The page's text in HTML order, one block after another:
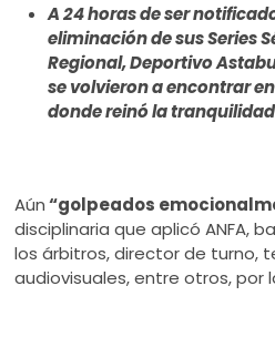
A 24 horas de ser
eliminación de sus Series
Regional, Deportivo
se volvieron a encontrar
donde reinó la
Aún“golpeados
disciplinaria que aplicó ANFA,
los árbitros, director de turno,
audiovisuales,entre otros, por